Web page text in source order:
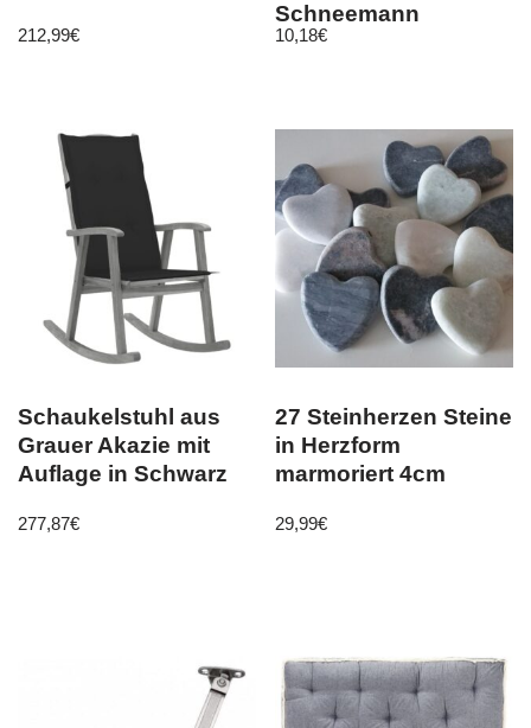
212,99€
Schneemann
Schneemänner
10,18€
Schaukelstuhl aus
Grauer Akazie mit
Auflage in Schwarz
277,87€
27 Steinherzen Steine
in Herzform
marmoriert 4cm
29,99€